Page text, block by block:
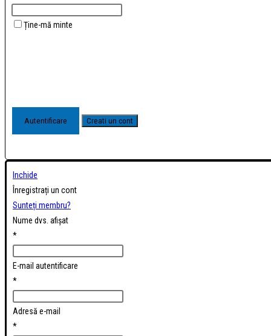
Ține-mă minte
Inchide
Înregistrați un cont
Sunteți membru?
Nume dvs. afișat
*
E-mail autentificare
*
Adresă e-mail
*